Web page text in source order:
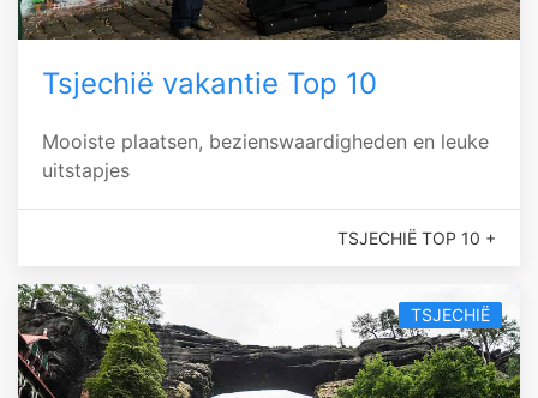
Tsjechië vakantie Top 10
Mooiste plaatsen, bezienswaardigheden en leuke
uitstapjes
TSJECHIË TOP 10 +
TSJECHIË